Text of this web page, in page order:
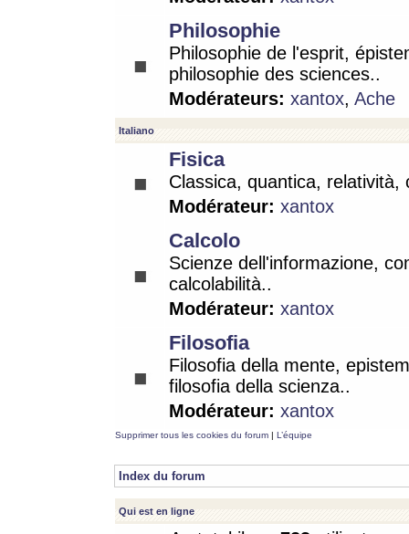
Philosophie
Philosophie de l'esprit,
philosophie des sciences..
Modérateurs: xantox, Ache
Italiano
Fisica
Classica, quantica, relatività,
Modérateur: xantox
Calcolo
Scienze dell'informazione,
calcolabilità..
Modérateur: xantox
Filosofia
Filosofia della mente,
filosofia della scienza..
Modérateur: xantox
Supprimer tous les cookies du forum | L’équipe
Index du forum
Qui est en ligne